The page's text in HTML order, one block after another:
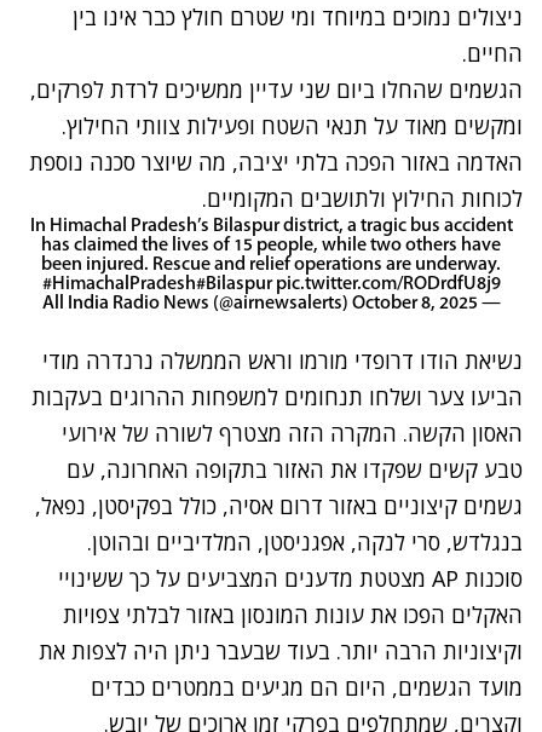
ניצולים נמוכים במיוחד ומי שטרם חולץ כבר אינו בין
החיים.
הגשמים שהחלו ביום שני עדיין ממשיכים לרדת לפרקים,
ומקשים מאוד על תנאי השטח ופעילות צוותי החילוץ.
האדמה באזור הפכה בלתי יציבה, מה שיוצר סכנה נוספת
לכוחות החילוץ ולתושבים המקומיים.
In Himachal Pradesh’s Bilaspur district, a tragic bus accident
has claimed the lives of 15 people, while two others have
been injured. Rescue and relief operations are underway.
#HimachalPradesh#Bilaspur pic.twitter.com/RODrdfU8j9
— All India Radio News (@airnewsalerts)
October 8, 2025
נשיאת הודו דרופדי מורמו וראש הממשלה נרנדרה מודי
הביעו צער ושלחו תנחומים למשפחות ההרוגים בעקבות
האסון הקשה. המקרה הזה מצטרף לשורה של אירועי
טבע קשים שפקדו את האזור בתקופה האחרונה, עם
גשמים קיצוניים באזור דרום אסיה, כולל בפקיסטן, נפאל,
בנגלדש, סרי לנקה, אפגניסטן, המלדיביים ובהוטן.
סוכנות AP מצטטת מדענים המצביעים על כך ששינויי
האקלים הפכו את עונות המונסון באזור לבלתי צפויות
וקיצוניות הרבה יותר. בעוד שבעבר ניתן היה לצפות את
מועד הגשמים, היום הם מגיעים בממטרים כבדים
וקצרים, שמתחלפים בפרקי זמן ארוכים של יובש.